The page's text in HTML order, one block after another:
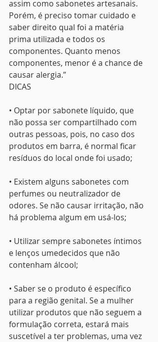
assim como sabonetes artesanais.
Porém, é preciso tomar cuidado e
saber direito qual foi a matéria
prima utilizada e todos os
componentes. Quanto menos
componentes, menor é a chance de
causar alergia.”
DICAS
• Optar por sabonete líquido, que
não possa ser compartilhado com
outras pessoas, pois, no caso dos
produtos em barra, é normal ficar
resíduos do local onde foi usado;
• Existem alguns sabonetes com
perfumes ou neutralizador de
odores. Se não causar irritação, não
há problema algum em usá-los;
• Utilizar sempre sabonetes íntimos
e lenços umedecidos que não
contenham álcool;
• Saber se o produto é específico
para a região genital. Se a mulher
utilizar produtos que não seguem a
formulação correta, estará mais
suscetível a ter problemas, uma vez